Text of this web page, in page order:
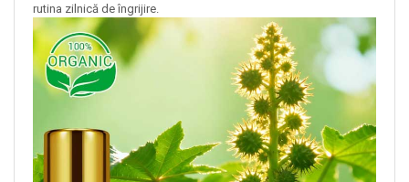
rutina zilnică de îngrijire.